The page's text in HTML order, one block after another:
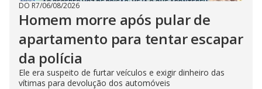
DO R7/06/08/2026
Homem morre após pular de
apartamento para tentar escapar
da polícia
Ele era suspeito de furtar veículos e exigir dinheiro das
vítimas para devolução dos automóveis